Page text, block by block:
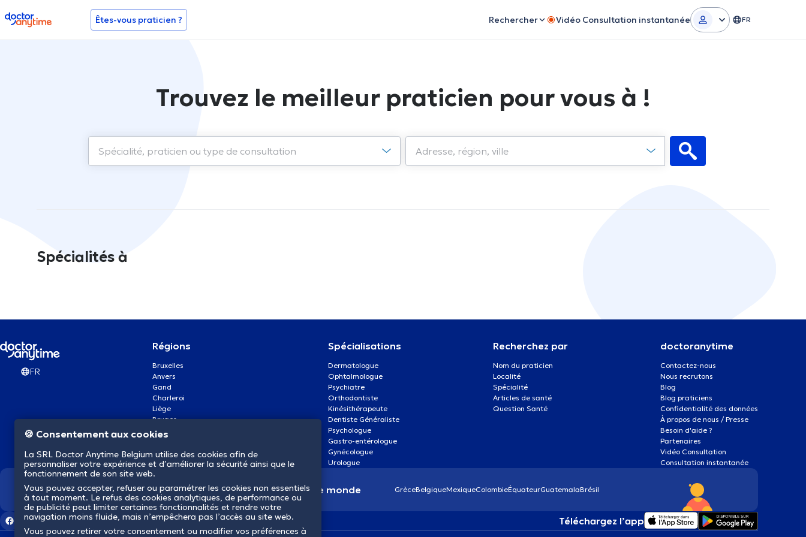
doctoranytime Êtes-vous praticien ? Rechercher Vidéo Consultation instantanée FR
Trouvez le meilleur praticien pour vous à !
Spécialités à
FR
Régions
Bruxelles
Anvers
Gand
Charleroi
Liège
Bruges
Namur
Mons
Aalst Flandre-Orientale
Spécialisations
Dermatologue
Ophtalmologue
Psychiatre
Orthodontiste
Kinésithérapeute
Dentiste Généraliste
Psychologue
Gastro-entérologue
Gynécologue
Urologue
Recherchez par
Nom du praticien
Localité
Spécialité
Articles de santé
Question Santé
doctoranytime
Contactez-nous
Nous recrutons
Blog
Blog praticiens
Confidentialité des données
À propos de nous / Presse
Besoin d'aide ?
Partenaires
Vidéo Consultation
Consultation instantanée
Nous révolutionnons la santé dans le monde GrèceBelgiqueMexiqueColombieÉquateurGuatemalaBrésil
Téléchargez l’app
🍪 Consentement aux cookies
La SRL Doctor Anytime Belgium utilise des cookies afin de
personnaliser votre expérience et d’améliorer la sécurité ainsi que le
fonctionnement de son site web.
Vous pouvez accepter, refuser ou paramétrer les cookies non essentiels
à tout moment. Le refus des cookies analytiques, de performance ou
de publicité peut limiter certaines fonctionnalités et rendre votre
navigation moins fluide, mais n’empêchera pas l’accès au site web.
Vous pouvez retirer votre consentement ou modifier vos préférences à